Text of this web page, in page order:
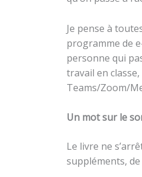
Je pense à
programme de
personne qui
travail en
Teams/Zoom/
Un mot sur le
Le livre ne
suppléments,